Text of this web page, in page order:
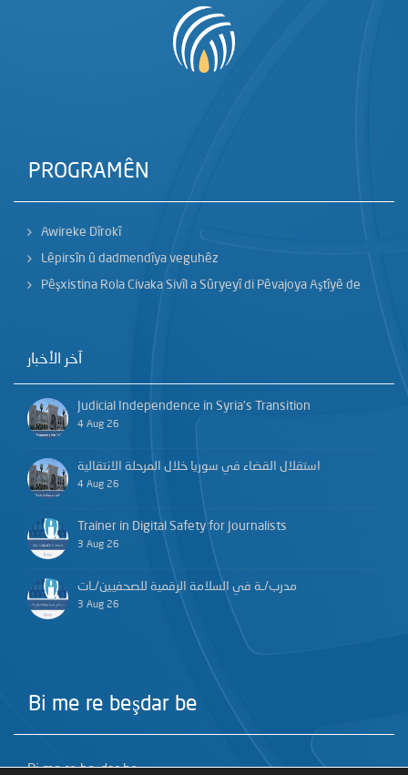
PROGRAMÊN
Awireke Dîrokî
Lêpirsîn û dadmendîya veguhêz
Pêşxistina Rola Civaka Sivîl a Sûryeyî di Pêvajoya Aştîyê de
آخر الأخبار
Judicial Independence in Syria’s Transition
4 Aug 26
استقلال القضاء في سوريا خلال المرحلة الانتقالية
4 Aug 26
Trainer in Digital Safety for Journalists
3 Aug 26
مدرب/ـة في السلامة الرقمية للصحفيين/ـات
3 Aug 26
Bi me re beşdar be
Bi me re beşdar be